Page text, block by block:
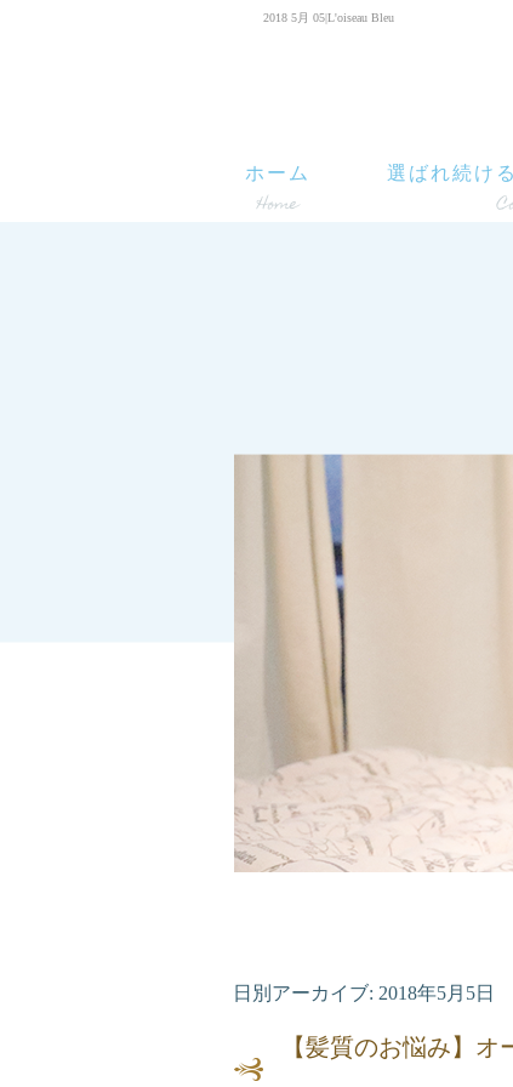
2018 5月 05|L'oiseau Bleu
ホーム 選ばれ続け
日別アーカイブ: 2018年5月5日
【髪質のお悩み】